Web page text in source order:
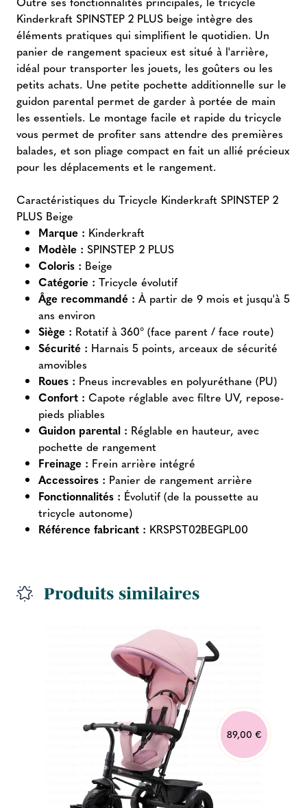
Kinderkraft SPINSTEP 2 PLUS beige intègre des
éléments pratiques qui simplifient le quotidien. Un
panier de rangement spacieux est situé à l'arrière,
idéal pour transporter les jouets, les goûters ou les
petits achats. Une petite pochette additionnelle sur le
guidon parental permet de garder à portée de main
les essentiels. Le montage facile et rapide du tricycle
vous permet de profiter sans attendre des premières
balades, et son pliage compact en fait un allié précieux
pour les déplacements et le rangement.
Caractéristiques du Tricycle Kinderkraft SPINSTEP 2
PLUS Beige
Marque : Kinderkraft
Modèle : SPINSTEP 2 PLUS
Coloris : Beige
Catégorie : Tricycle évolutif
Âge recommandé : À partir de 9 mois et jusqu'à 5
ans environ
Siège : Rotatif à 360° (face parent / face route)
Sécurité : Harnais 5 points, arceaux de sécurité
amovibles
Roues : Pneus increvables en polyuréthane (PU)
Confort : Capote réglable avec filtre UV, repose-
pieds pliables
Guidon parental : Réglable en hauteur, avec
pochette de rangement
Freinage : Frein arrière intégré
Accessoires : Panier de rangement arrière
Fonctionnalités : Évolutif (de la poussette au
tricycle autonome)
Référence fabricant : KRSPST02BEGPL00
Produits similaires
89,00 €